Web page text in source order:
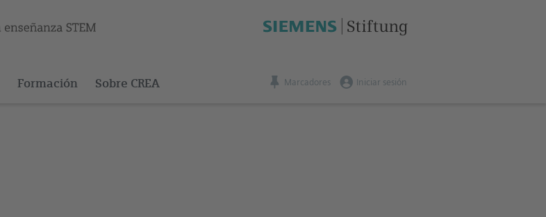
Formación Sobre CREA Marcadores Iniciar sesión